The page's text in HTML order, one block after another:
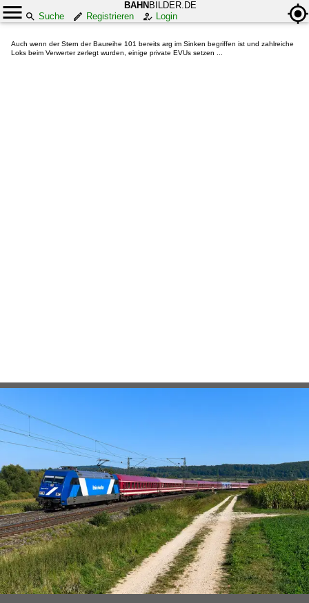
BAHN BILDER.DE
Suche
Registrieren Login
Auch wenn der Stern der Baureihe 101 bereits arg im Sinken begriffen ist und zahlreiche
Loks beim Verwerter zerlegt wurden, einige private EVUs setzen ...